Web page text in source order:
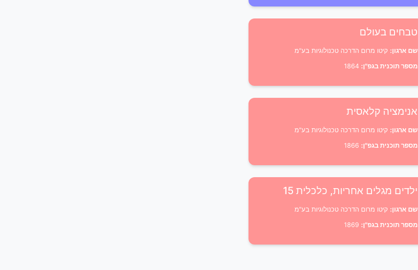
טבחים בעולם
שם ארגון: קיטו מרום הדרכה טכנולוגיות בע"מ
מספר תוכנית בגפ"ן:
אנימציה קלאסית
שם ארגון: קיטו מרום הדרכה טכנולוגיות בע"מ
מספר תוכנית בגפ"ן:
ילדים מגלים אחריות, כלכלית 15
שם ארגון: קיטו מרום הדרכה טכנולוגיות בע"מ
מספר תוכנית בגפ"ן: